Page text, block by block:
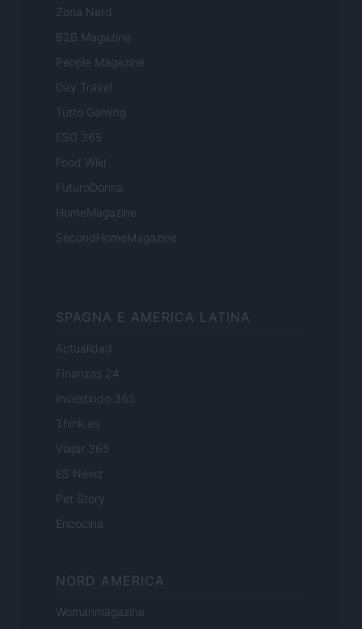
Zona Nerd
B2B Magazine
People Magazine
Day Travel
Tutto Gaming
ESG 365
Food Wiki
FuturoDonna
HomeMagazine
SecondHomeMagazine
SPAGNA E AMERICA LATINA
Actualidad
Finanzas 24
Investindo 365
Think.es
Viajar 365
ES Newz
Pet Story
Encocina
NORD AMERICA
Womanmagazine